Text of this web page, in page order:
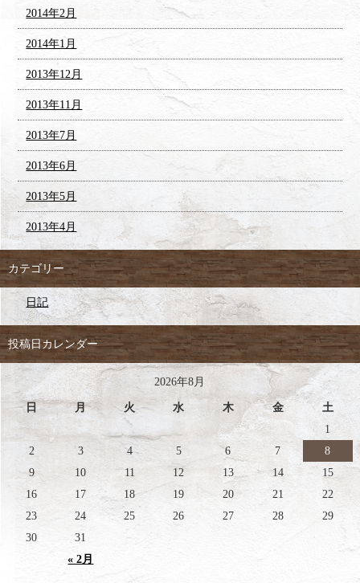
2014年2月
2014年1月
2013年12月
2013年11月
2013年7月
2013年6月
2013年5月
2013年4月
カテゴリー
日記
投稿日カレンダー
2026年8月
日 月 火 水 木 金 土
« 2月
1
2
3 4 5 6 7
8
9
10 11 12 13 14
15
16
17 18 19 20 21
22
23
24 25 26 27 28
29
30
31